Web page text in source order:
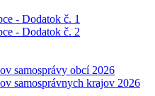
- Dodatok č. 1
- Dodatok č. 2
samosprávy obcí 2026
samosprávnych krajov 2026